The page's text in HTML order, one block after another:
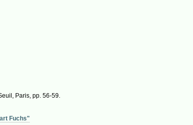
Paris, pp. 56-59.
Fuchs"